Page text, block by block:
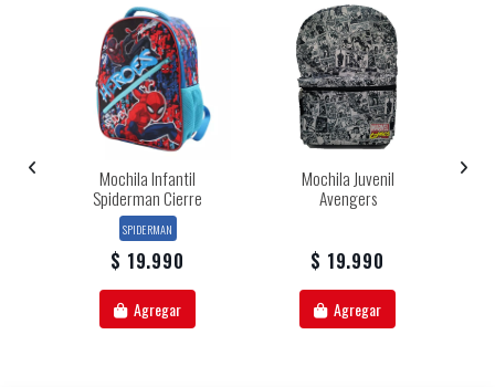
Mochila Infantil
Spiderman Cierre
SPIDERMAN
$ 19.990
Agregar
Mochila Juvenil
Avengers
$ 19.990
Agregar